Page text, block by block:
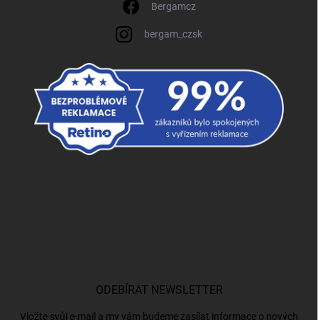
Bergamcz
bergam_czsk
ODEBÍRAT NEWSLETTER
Vložte svůj e-mail a my vám budeme zasílat informace o nových